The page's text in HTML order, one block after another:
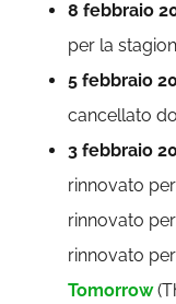
8 febbraio
per la
5 febbraio
cancellato
3 febbraio
rinnovato
rinnovato
rinnovato
Tomorrow